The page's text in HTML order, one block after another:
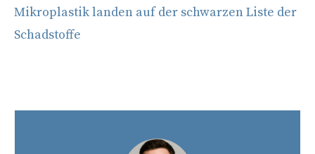
Mikroplastik landen auf der schwarzen Liste der
Schadstoffe